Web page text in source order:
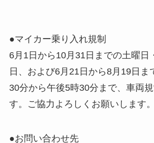
●マイカー乗り入れ規制
6月1日から10月31日までの土曜日
日、および6月21日から8月19日ま
30分から午後5時30分まで、車両
す。ご協力よろしくお願いします。
●お問い合わせ先